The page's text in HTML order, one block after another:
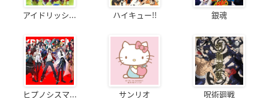
アイドリッシ... ハイキュー!! 銀魂
ヒプノシスマ... サンリオ 呪術廻戦